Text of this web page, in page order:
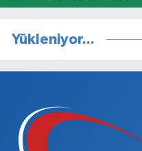
Yükleniyor...